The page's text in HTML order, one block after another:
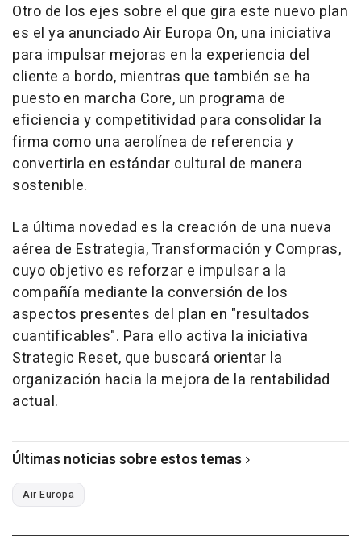
Otro de los ejes sobre el que gira este nuevo plan
es el ya anunciado Air Europa On, una iniciativa
para impulsar mejoras en la experiencia del
cliente a bordo, mientras que también se ha
puesto en marcha Core, un programa de
eficiencia y competitividad para consolidar la
firma como una aerolínea de referencia y
convertirla en estándar cultural de manera
sostenible.
La última novedad es la creación de una nueva
aérea de Estrategia, Transformación y Compras,
cuyo objetivo es reforzar e impulsar a la
compañía mediante la conversión de los
aspectos presentes del plan en "resultados
cuantificables". Para ello activa la iniciativa
Strategic Reset, que buscará orientar la
organización hacia la mejora de la rentabilidad
actual.
Últimas noticias sobre estos temas
Air Europa